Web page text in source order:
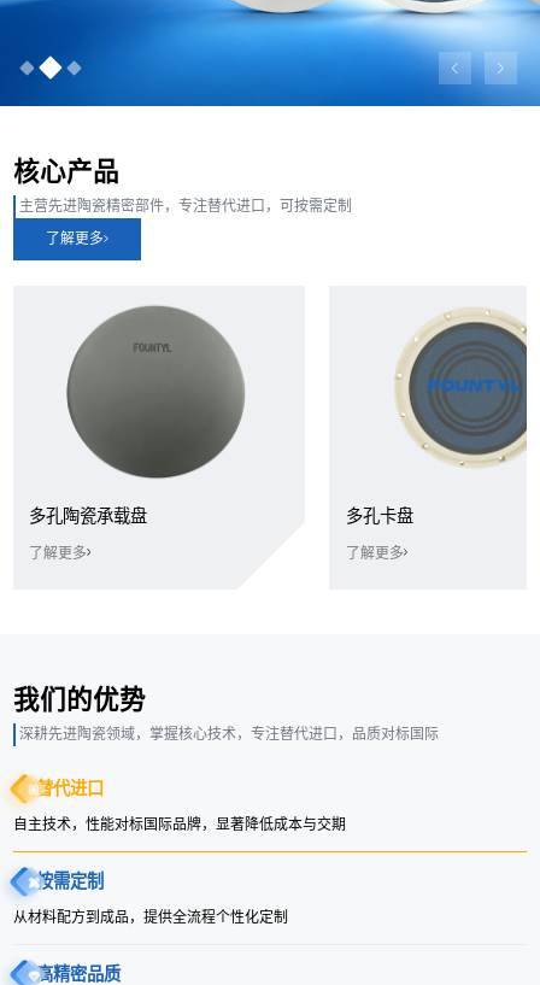
核心产品
主营先进陶瓷精密部件，专注替代进口，可按需定制
了解更多
多孔陶瓷承载盘
了解更多
多孔卡盘
了解更多
我们的优势
深耕先进陶瓷领域，掌握核心技术，专注替代进口，品质对标国际
替代进口
自主技术，性能对标国际品牌，显著降低成本与交期
按需定制
从材料配方到成品，提供全流程个性化定制
高精密品质